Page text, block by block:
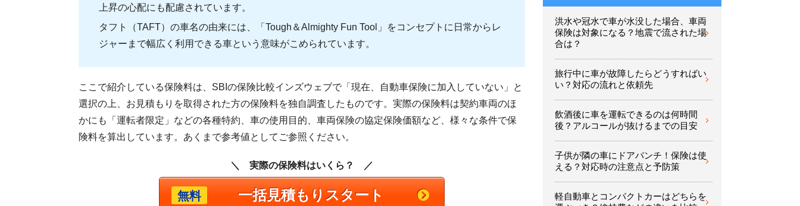
上昇の心配にも配慮されています。
タフト（TAFT）の車名の由来には、「Tough＆Almighty Fun Tool」をコンセプトに日常からレ
ジャーまで幅広く利用できる車という意味がこめられています。
ここで紹介している保険料は、SBIの保険比較インズウェブで「現在、自動車保険に加入していない」と
選択の上、お見積もりを取得された方の保険料を独自調査したものです。実際の保険料は契約車両のほ
かにも「運転者限定」などの各種特約、車の使用目的、車両保険の協定保険価額など、様々な条件で保
険料を算出しています。あくまで参考値としてご参照ください。
＼ 実際の保険料はいくら？ ／
無料 一括見積もりスタート
洪水や冠水で車が水没した場合、車両
保険は対象になる？地震で流された場
合は？
旅行中に車が故障したらどうすればい
い？対応の流れと依頼先
飲酒後に車を運転できるのは何時間
後？アルコールが抜けるまでの目安
子供が隣の車にドアパンチ！保険は使
える？対応時の注意点と予防策
軽自動車とコンパクトカーはどちらを